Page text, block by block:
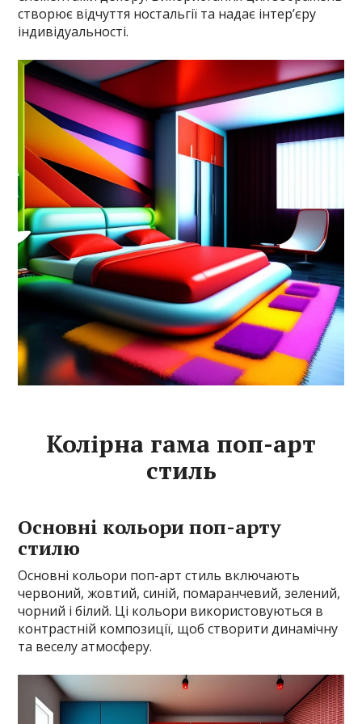
створює відчуття ностальгії та надає інтер’єру
індивідуальності.
Колірна гама поп-арт
стиль
Основні кольори поп-арту
стилю
Основні кольори поп-арт стиль включають
червоний, жовтий, синій, помаранчевий, зелений,
чорний і білий. Ці кольори використовуються в
контрастній композиції, щоб створити динамічну
та веселу атмосферу.